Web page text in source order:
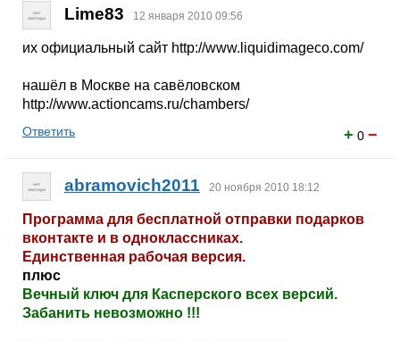
Lime83 12 января 2010 09:56
их официальный сайт http://www.liquidimageco.com/
нашёл в Москве на савёловском
http://www.actioncams.ru/chambers/
+ 0 −
Ответить
abramovich2011 20 ноября 2010 18:12
Программа для бесплатной отправки подарков
вконтакте и в одноклассниках.
Единственная рабочая версия.
плюс
Вечный ключ для Касперского всех версий.
Забанить невозможно !!!